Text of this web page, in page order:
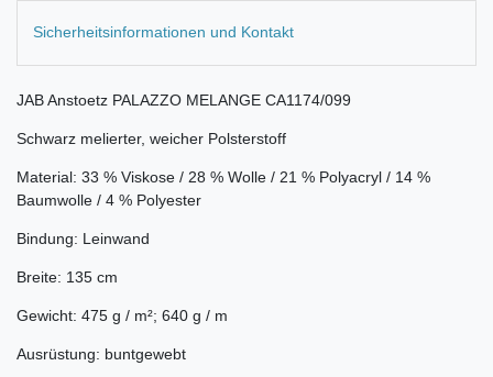
Sicherheitsinformationen und Kontakt
JAB Anstoetz PALAZZO MELANGE CA1174/099
Schwarz melierter, weicher Polsterstoff
Material: 33 % Viskose / 28 % Wolle / 21 % Polyacryl / 14 %
Baumwolle / 4 % Polyester
Bindung: Leinwand
Breite: 135 cm
Gewicht: 475 g / m²; 640 g / m
Ausrüstung: buntgewebt